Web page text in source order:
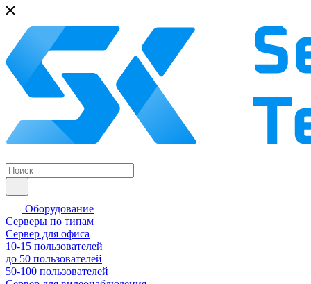
Оборудование
Серверы по типам
Сервер для офиса
10-15 пользователей
до 50 пользователей
50-100 пользователей